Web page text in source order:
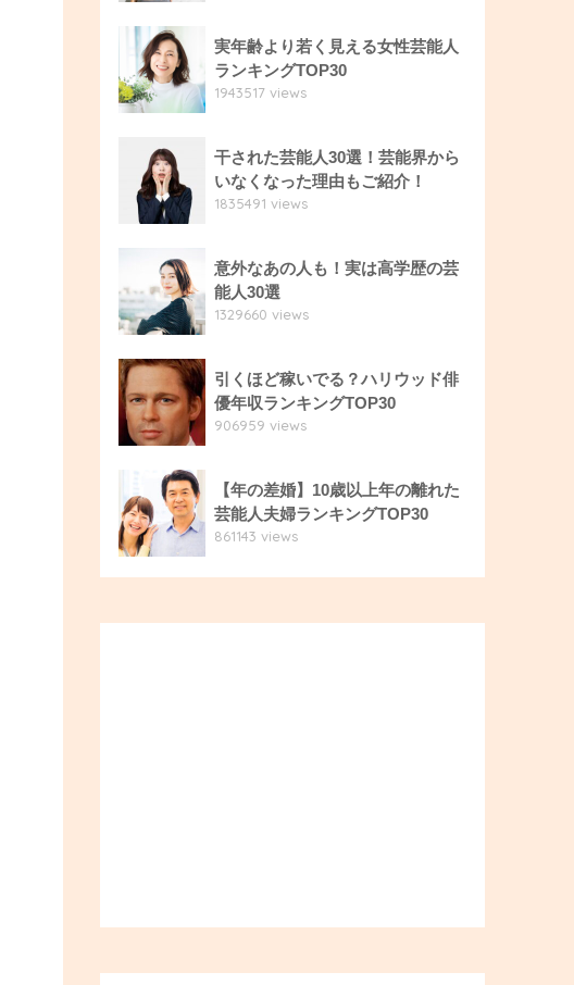
実年齢より若く見える女性芸能人
ランキングTOP30
1943517 views
干された芸能人30選！芸能界から
いなくなった理由もご紹介！
1835491 views
意外なあの人も！実は高学歴の芸
能人30選
1329660 views
引くほど稼いでる？ハリウッド俳
優年収ランキングTOP30
906959 views
【年の差婚】10歳以上年の離れた
芸能人夫婦ランキングTOP30
861143 views